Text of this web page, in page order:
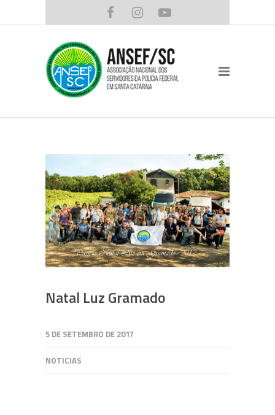
Natal Luz Gramado
5 DE SETEMBRO DE 2017
NOTICIAS